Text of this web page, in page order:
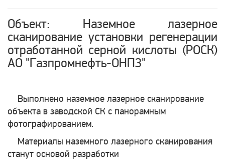
Объект: Наземное лазерное
сканирование установки регенерации
отработанной серной кислоты (РОСК)
АО "Газпромнефть-ОНПЗ"
Выполнено наземное лазерное сканирование
объекта в заводской СК с панорамным
фотографированием.
Материалы наземного лазерного сканирования
станут основой разработки